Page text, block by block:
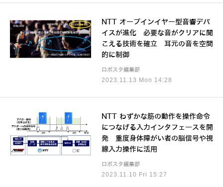
2023.11.13 Mon 14:28
NTT オープインイヤー型音響デバ
イスが進化 必要な音がクリアに聞
こえる技術を確立 耳元の音を空間
的に制御
ロボスタ編集部
2023.11.10 Fri 15:27
NTT わずかな筋の動作を操作命令
につなげる入力インタフェースを開
発 重度身体障がい者の脳信号や視
線入力操作に活用
ロボスタ編集部